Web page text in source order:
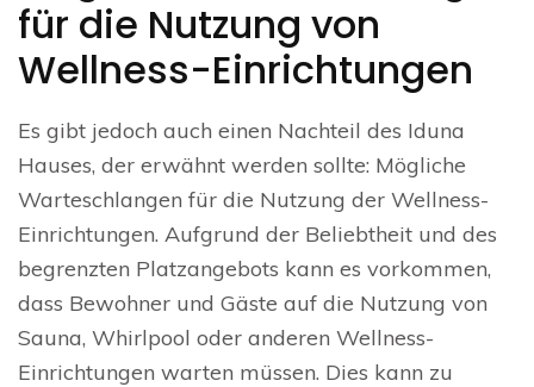
für die Nutzung von
Wellness-Einrichtungen
Es gibt jedoch auch einen Nachteil des Iduna
Hauses, der erwähnt werden sollte: Mögliche
Warteschlangen für die Nutzung der Wellness-
Einrichtungen. Aufgrund der Beliebtheit und des
begrenzten Platzangebots kann es vorkommen,
dass Bewohner und Gäste auf die Nutzung von
Sauna, Whirlpool oder anderen Wellness-
Einrichtungen warten müssen. Dies kann zu